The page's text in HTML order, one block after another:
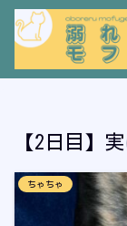
【2日目】
ちゃちゃ